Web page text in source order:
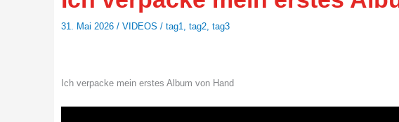
31. Mai 2026 / VIDEOS / tag1, tag2, tag3
Ich verpacke mein erstes Album von Hand